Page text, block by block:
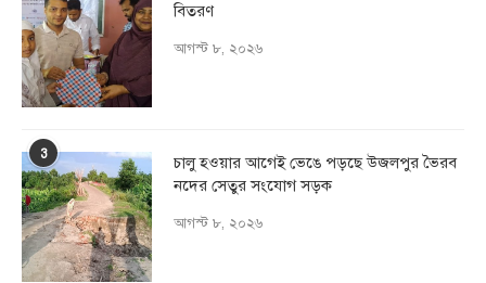
বিতরণ
আগস্ট ৮, ২০২৬
3
চালু হওয়ার আগেই ভেঙে পড়ছে উজলপুর ভৈরব
নদের সেতুর সংযোগ সড়ক
আগস্ট ৮, ২০২৬